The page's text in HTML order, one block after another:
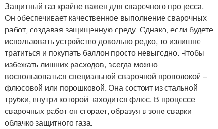
Защитный газ крайне важен для сварочного процесса.
Он обеспечивает качественное выполнение сварочных
работ, создавая защищенную среду. Однако, если будете
использовать устройство довольно редко, то излишне
тратиться и покупать баллон просто невыгодно. Чтобы
избежать лишних расходов, всегда можно
воспользоваться специальной сварочной проволокой –
флюсовой или порошковой. Она состоит из стальной
трубки, внутри которой находится флюс. В процессе
сварочных работ он сгорает, образуя в зоне сварки
облачко защитного газа.